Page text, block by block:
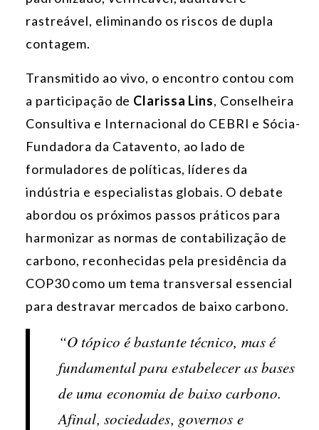
rastreável, eliminando os riscos de dupla
contagem.
Transmitido ao vivo, o encontro contou com
a participação de Clarissa Lins, Conselheira
Consultiva e Internacional do CEBRI e Sócia-
Fundadora da Catavento, ao lado de
formuladores de políticas, líderes da
indústria e especialistas globais. O debate
abordou os próximos passos práticos para
harmonizar as normas de contabilização de
carbono, reconhecidas pela presidência da
COP30 como um tema transversal essencial
para destravar mercados de baixo carbono.
“O tópico é bastante técnico, mas é
fundamental para estabelecer as bases
de uma economia de baixo carbono.
Afinal, sociedades, governos e